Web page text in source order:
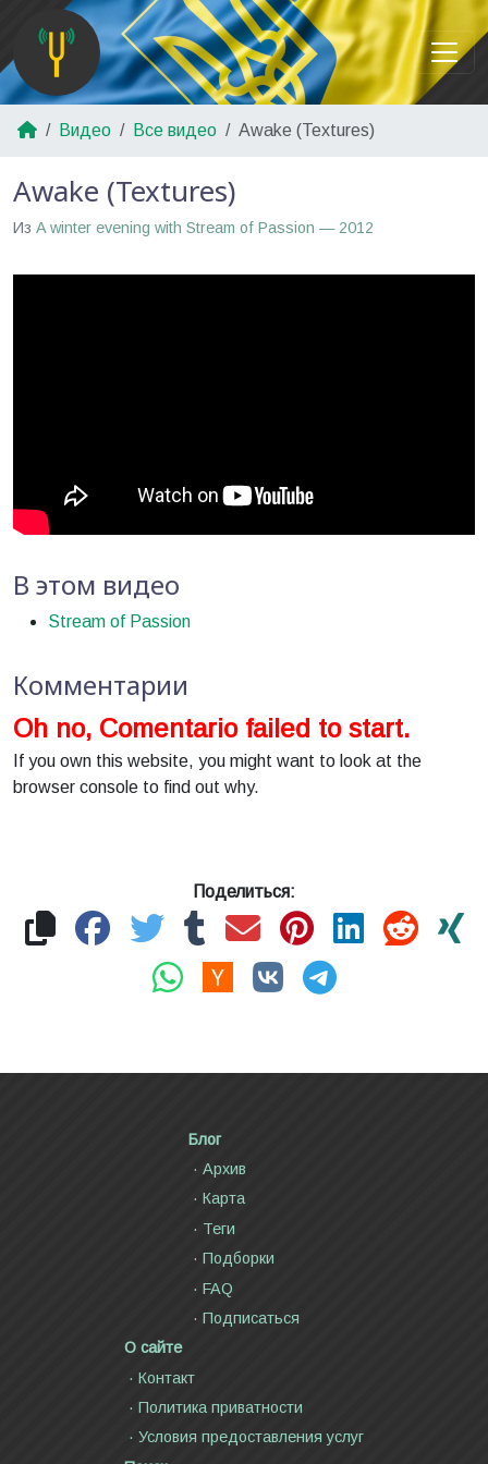
Видео Все видео Awake (Textures)
Awake (Textures)
Из A winter evening with Stream of Passion — 2012
В этом видео
Stream of Passion
Комментарии
Oh no, Comentario failed to start.
If you own this website, you might want to look at the
browser console to find out why.
Поделиться:
Блог
Архив
Карта
Теги
Подборки
FAQ
Подписаться
О сайте
Контакт
Политика приватности
Условия предоставления услуг